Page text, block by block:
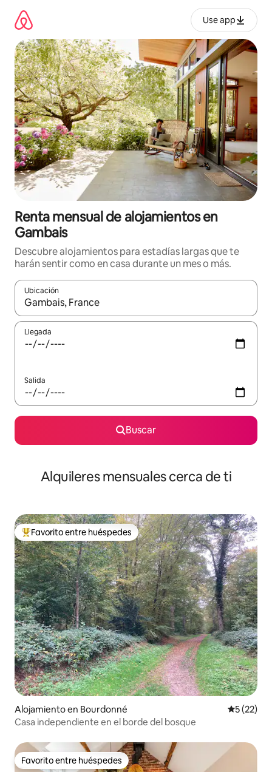
contenido
Use app
Renta mensual de alojamientos en
Gambais
Descubre alojamientos para estadías largas que te
harán sentir como en casa durante un mes o más.
Ubicación
Cuando los resultados estén disponibles, navega con las
Llegada
Salida
Buscar
Alquileres mensuales cerca de ti
Favorito entre huéspedes preferido
Favorito entre huéspedes
Alojamiento en Bourdonné
5 (22)
Casa independiente en el borde del bosque
Favorito entre huéspedes
Favorito entre huéspedes